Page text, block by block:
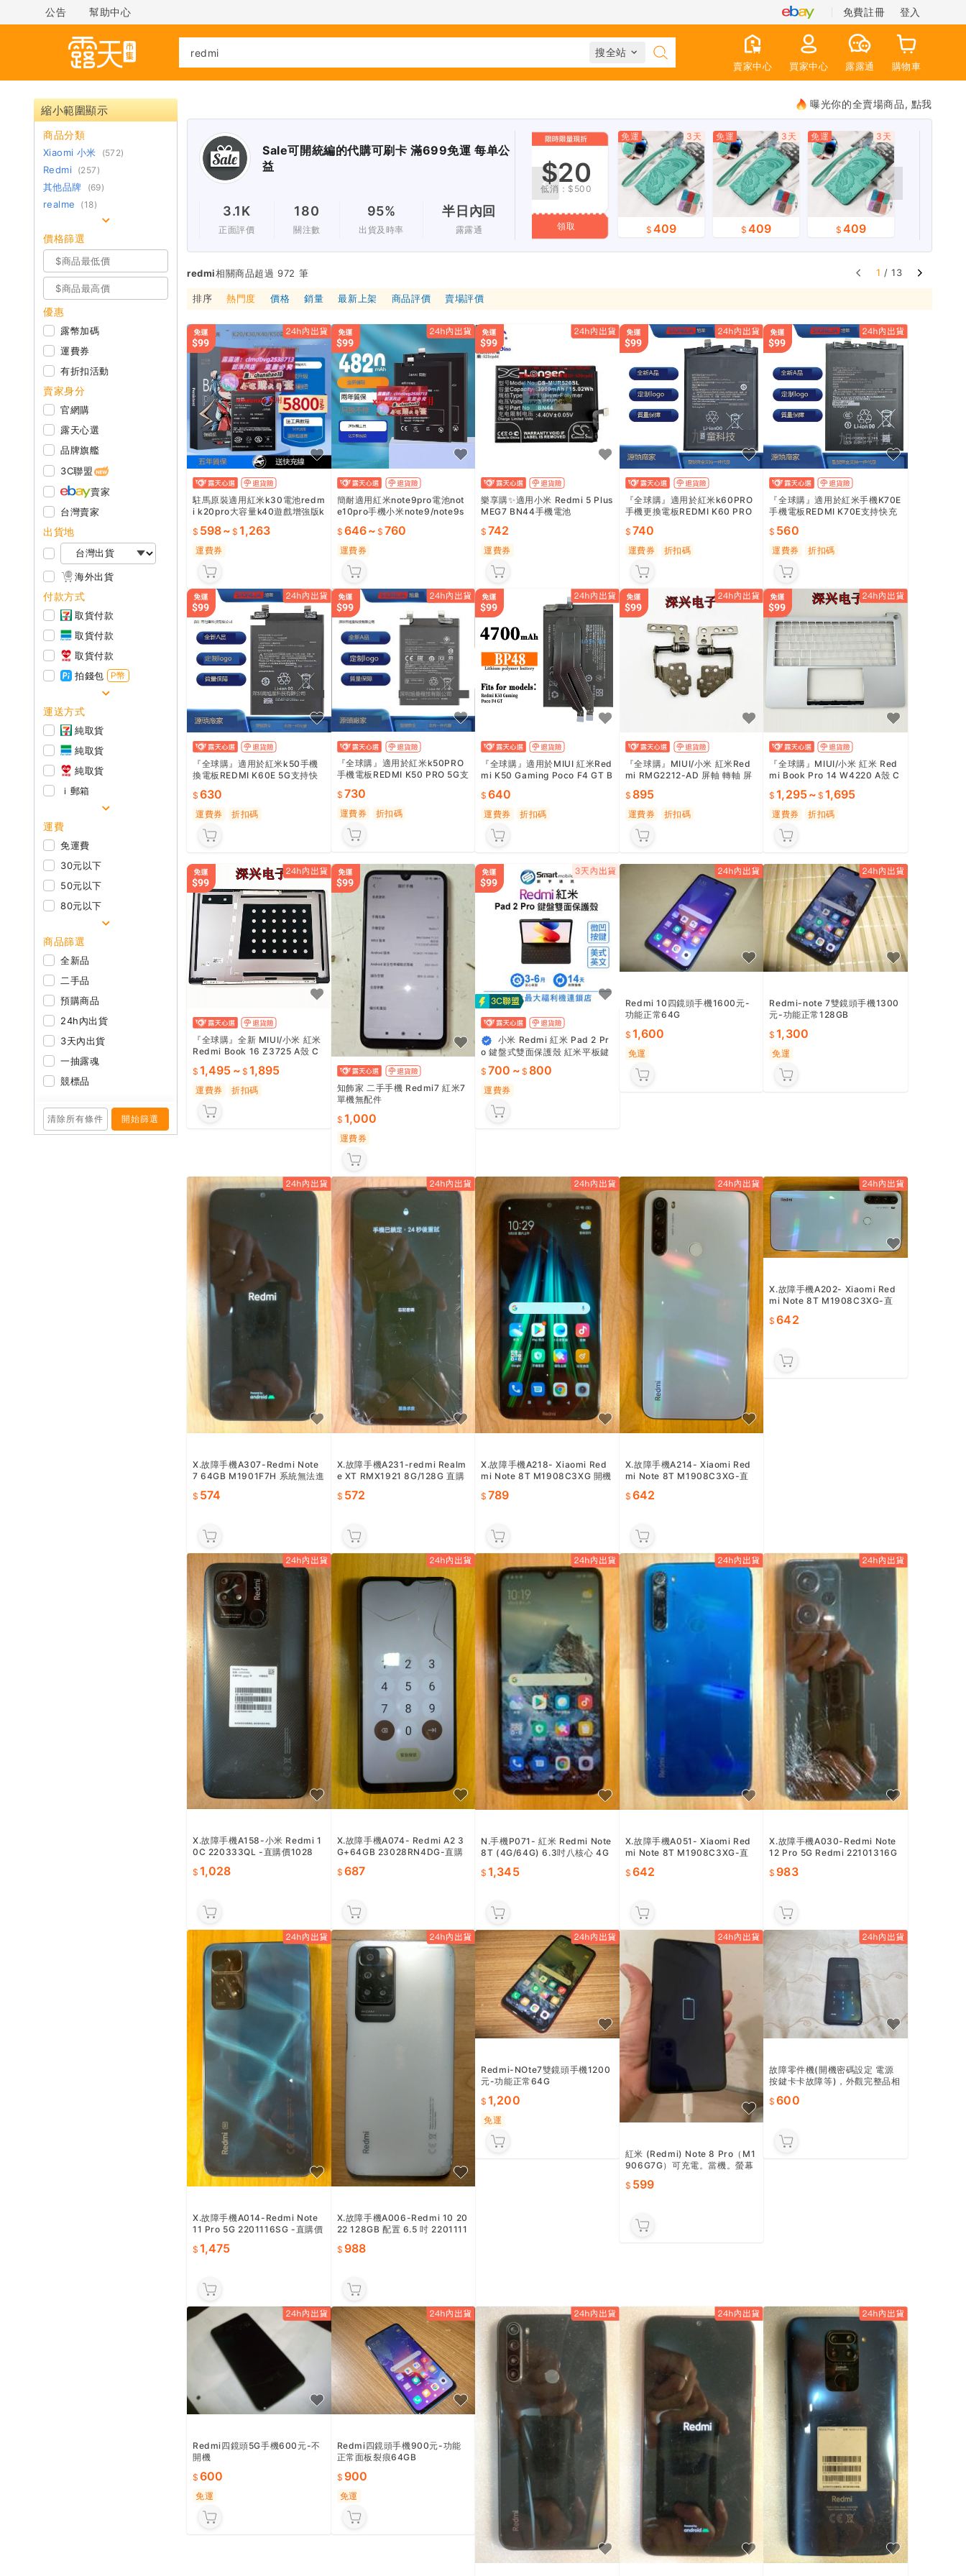
公告 幫助中心 免費註冊 登入
賣家中心 買家中心 露露通 購物車
縮小範圍顯示
商品分類
Xiaomi 小米 (572)
Redmi (257)
其他品牌 (69)
realme (18)
價格篩選
優惠
露幣加碼
運費券
有折扣活動
賣家身分
官網購
露天心選
品牌旗艦
3C聯盟
賣家
台灣賣家
出貨地
海外出貨
付款方式
取貨付款
取貨付款
取貨付款
拍錢包
P幣
運送方式
純取貨
純取貨
純取貨
ｉ郵箱
運費
免運費
30元以下
50元以下
80元以下
商品篩選
全新品
二手品
預購商品
24h內出貨
3天內出貨
一抽露魂
競標品
清除所有條件 開始篩選
曝光你的全賣場商品, 點我
Sale可開統編的代購可刷卡 滿699免運 每单公
益
3.1K
正面評價
180
關注數
95%
出貨及時率
半日內回
露露通
領取 409
$20
低消：$500
領取
免運 3天
409
免運 3天
409
免運 3天
409
redmi相關商品超過 972 筆 1 / 13
排序 熱門度 價格 銷量 最新上架 商品評價 賣場評價
駐馬原裝適用紅米k30電池redm
i k20pro大容量k40遊戲增強版k
0p598~ 1,263
運費券
簡耐適用紅米note9pro電池not
e10pro手機小米note9/note9s
646~ 760
運費券
樂享購✨適用小米 Redmi 5 Plus
MEG7 BN44手機電池
742
運費券
『全球購』適用於紅米k60PRO
手機更換電板REDMI K60 PRO
740
運費券 折扣碼
『全球購』適用於紅米手機K70E
手機電板REDMI K70E支持快充
560
運費券 折扣碼
『全球購』適用於紅米k50手機
換電板REDMI K60E 5G支持快
630
運費券 折扣碼
『全球購』適用於紅米k50PRO
手機電板REDMI K50 PRO 5G支
730
運費券 折扣碼
『全球購』適用於MIUI 紅米Red
mi K50 Gaming Poco F4 GT B
640
運費券 折扣碼
『全球購』MIUI/小米 紅米Red
mi RMG2212-AD 屏軸 轉軸 屏
895
運費券 折扣碼
『全球購』MIUI/小米 紅米 Red
mi Book Pro 14 W4220 A殼 C
1,295~ 1,695
運費券 折扣碼
『全球購』全新 MIUI/小米 紅米
Redmi Book 16 Z3725 A殼 C
1,495 ~ 1,895
運費券 折扣碼
知飾家 二手手機 Redmi7 紅米7
單機無配件
1,000
運費券
小米 Redmi 紅米 Pad 2 Pr
o 鍵盤式雙面保護殼 紅米平板鍵
訊700 ~ 800
運費券
Redmi 10四鏡頭手機1600元-
功能正常64G
1,600
免運
Redmi-note 7雙鏡頭手機1300
元-功能正常128GB
1,300
免運
X.故障手機A307-Redmi Note
7 64GB M1901F7H 系統無法進
574
X.故障手機A231-redmi Realm
e XT RMX1921 8G/128G 直購
572
X.故障手機A218- Xiaomi Red
mi Note 8T M1908C3XG 開機
789
X.故障手機A214- Xiaomi Red
mi Note 8T M1908C3XG-直
642
X.故障手機A202- Xiaomi Red
mi Note 8T M1908C3XG-直
642
X.故障手機A158-小米 Redmi 1
0C 220333QL -直購價1028
1,028
X.故障手機A074- Redmi A2 3
G+64GB 23028RN4DG-直購
687
N.手機P071- 紅米 Redmi Note
8T (4G/64G) 6.3吋八核心 4G
1,345
X.故障手機A051- Xiaomi Red
mi Note 8T M1908C3XG-直
642
X.故障手機A030-Redmi Note
12 Pro 5G Redmi 22101316G
983
X.故障手機A014-Redmi Note
11 Pro 5G 2201116SG -直購價
1,475
X.故障手機A006-Redmi 10 20
22 128GB 配置 6.5 吋 2201111
988
Redmi-NOte7雙鏡頭手機1200
元-功能正常64G
1,200
免運
紅米 (Redmi) Note 8 Pro（M1
906G7G）可充電。當機。螢幕
599
故障零件機(開機密碼設定 電源
按鍵卡卡故障等)，外觀完整品相
研究價600元
600
Redmi四鏡頭5G手機600元-不
開機
600
免運
Redmi四鏡頭手機900元-功能
正常面板裂痕64GB
900
免運